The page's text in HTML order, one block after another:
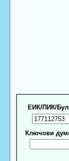
ЕИК/ПИК/
Ключови